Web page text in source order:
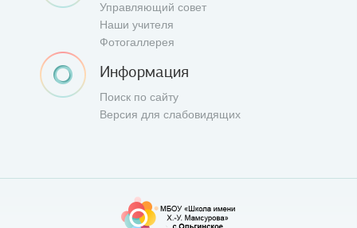
Управляющий совет
Наши учителя
Фотогаллерея
Информация
Поиск по сайту
Версия для слабовидящих